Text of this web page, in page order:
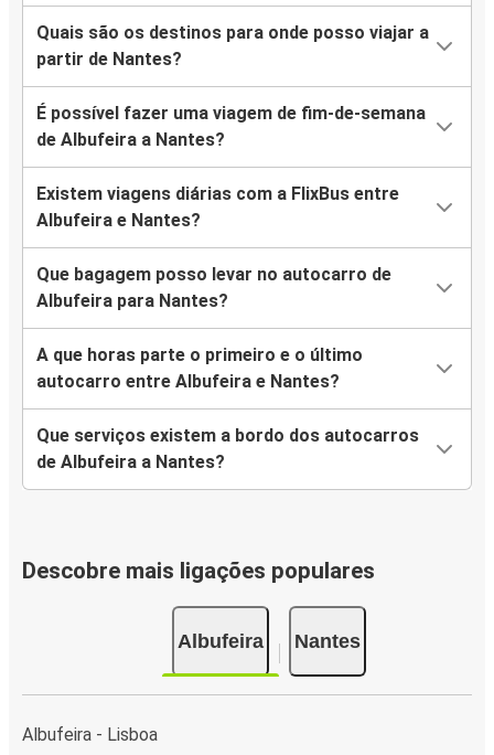
Quais são os destinos para onde posso viajar a
partir de Nantes?
É possível fazer uma viagem de fim-de-semana
de Albufeira a Nantes?
Existem viagens diárias com a FlixBus entre
Albufeira e Nantes?
Que bagagem posso levar no autocarro de
Albufeira para Nantes?
A que horas parte o primeiro e o último
autocarro entre Albufeira e Nantes?
Que serviços existem a bordo dos autocarros
de Albufeira a Nantes?
Descobre mais ligações populares
Albufeira Nantes
Albufeira - Lisboa